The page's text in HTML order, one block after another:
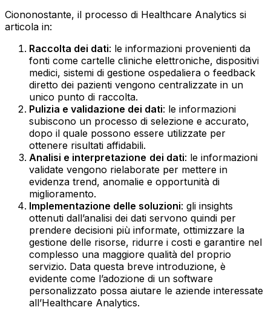
Ciononostante, il processo di Healthcare Analytics si
articola in:
Raccolta dei dati: le informazioni provenienti da
fonti come cartelle cliniche elettroniche, dispositivi
medici, sistemi di gestione ospedaliera o feedback
diretto dei pazienti vengono centralizzate in un
unico punto di raccolta.‍
Pulizia e validazione dei dati: le informazioni
subiscono un processo di selezione e accurato,
dopo il quale possono essere utilizzate per
ottenere risultati affidabili.‍
Analisi e interpretazione dei dati: le informazioni
validate vengono rielaborate per mettere in
evidenza trend, anomalie e opportunità di
miglioramento.‍
Implementazione delle soluzioni: gli insights
ottenuti dall’analisi dei dati servono quindi per
prendere decisioni più informate, ottimizzare la
gestione delle risorse, ridurre i costi e garantire nel
complesso una maggiore qualità del proprio
servizio. Data questa breve introduzione, è
evidente come l’adozione di un software
personalizzato possa aiutare le aziende interessate
all’Healthcare Analytics.